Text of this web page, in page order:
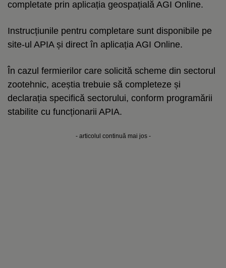
completate prin aplicația geospațială AGI Online.
Instrucțiunile pentru completare sunt disponibile pe
site-ul APIA și direct în aplicația AGI Online.
În cazul fermierilor care solicită scheme din sectorul
zootehnic, aceștia trebuie să completeze și
declarația specifică sectorului, conform programării
stabilite cu funcționarii APIA.
- articolul continuă mai jos -